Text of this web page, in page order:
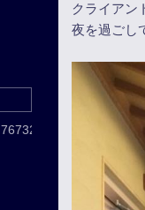
クライアン
夜を過ごし
76732